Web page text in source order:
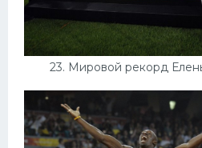
23. Мировой рекорд